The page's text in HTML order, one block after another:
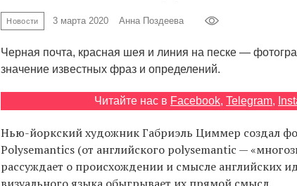
Новости 3 марта 2020 Анна Поздеева
Черная почта, красная шея и линия на песке —
значение известных фраз и определений.
Читайте нас в Facebook, Telegram,
Нью-йоркский художник Габриэль Циммер создал
Polysemantics (от английского polysemantic —
рассуждает о происхождении и смысле английских